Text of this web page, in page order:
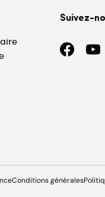
Suivez-
Facebook
Conditions générales